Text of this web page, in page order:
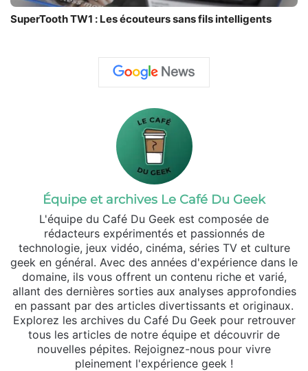
SuperTooth TW1 : Les écouteurs sans fils intelligents
Équipe et archives Le Café Du Geek
L'équipe du Café Du Geek est composée de
rédacteurs expérimentés et passionnés de
technologie, jeux vidéo, cinéma, séries TV et culture
geek en général. Avec des années d'expérience dans le
domaine, ils vous offrent un contenu riche et varié,
allant des dernières sorties aux analyses approfondies
en passant par des articles divertissants et originaux.
Explorez les archives du Café Du Geek pour retrouver
tous les articles de notre équipe et découvrir de
nouvelles pépites. Rejoignez-nous pour vivre
pleinement l'expérience geek !